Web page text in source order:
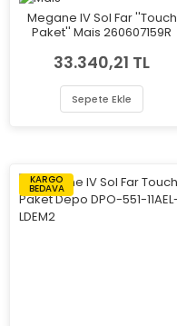
Megane IV Sol Far ''Touch
Paket'' Mais 260607159R
33.340,21 TL
Sepete Ekle
KARGO
BEDAVA